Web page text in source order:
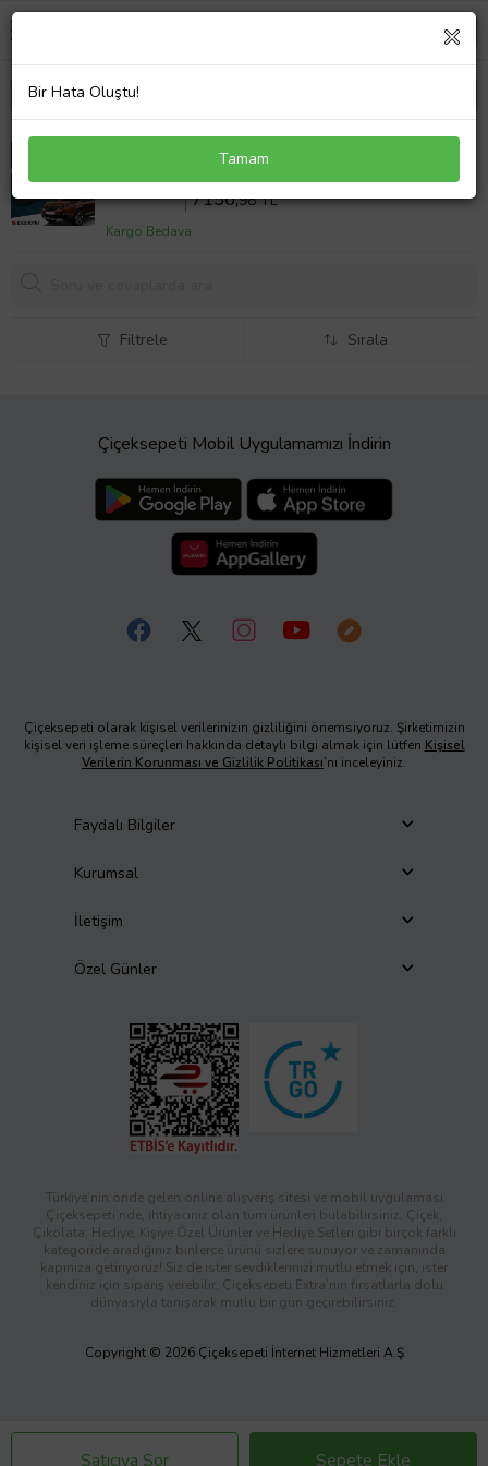
S-Dizayn Peugeot 3008 2 Skyline Siyah Yan
Basamak 183 Cm 2016-2023 A+ Kalite
Sepette %18 İndirim
7156,98 TL
Kargo Bedava
Satıcıya Sor Sepete Ekle
Filtrele Sırala
Çiçeksepeti Mobil Uygulamamızı İndirin
Çiçeksepeti olarak kişisel verilerinizin gizliliğini önemsiyoruz. Şirketimizin
kişisel veri işleme süreçleri hakkında detaylı bilgi almak için lütfen Kişisel
Verilerin Korunması ve Gizlilik Politikası’nı inceleyiniz.
Faydalı Bilgiler
Kurumsal
İletişim
Özel Günler
Türkiye’nin önde gelen online alışveriş sitesi ve mobil uygulaması
Çiçeksepeti’nde, ihtiyacınız olan tüm ürünleri bulabilirsiniz. Çiçek,
Çikolata, Hediye, Kişiye Özel Ürünler ve Hediye Setleri gibi birçok farklı
kategoride aradığınız binlerce ürünü sizlere sunuyor ve zamanında
kapınıza getiriyoruz! Siz de ister sevdiklerinizi mutlu etmek için, ister
kendiniz için sipariş verebilir; Çiçeksepeti Extra’nın fırsatlarla dolu
dünyasıyla tanışarak mutlu bir gün geçirebilirsiniz.
Copyright © 2026 Çiçeksepeti İnternet Hizmetleri A.Ş
Bir Hata Oluştu!
Tamam